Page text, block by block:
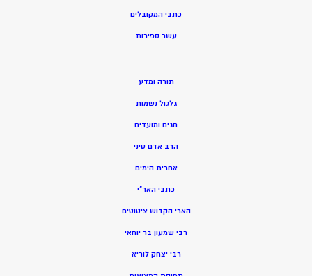
כתבי המקובלים
עשר ספירות
תורה ומדע
גלגול נשמות
חגים ומועדים
הרב אדם סיני
אחרית הימים
כתבי האר”י
הארי הקדוש ציטוטים
רבי שמעון בר יוחאי
רבי יצחק לוריא